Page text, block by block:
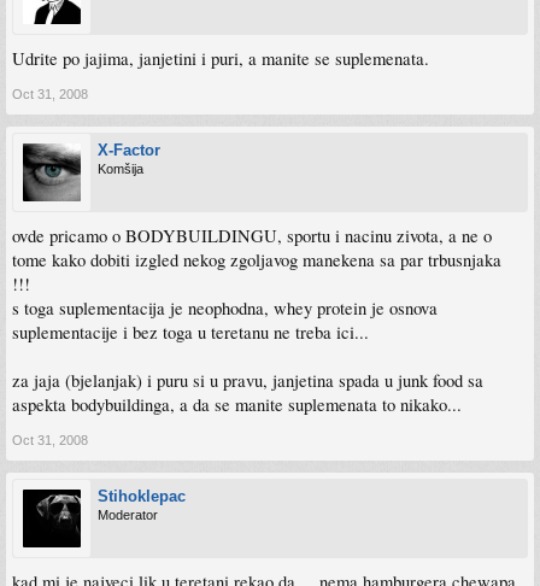
Udrite po jajima, janjetini i puri, a manite se suplemenata.
Oct 31, 2008
X-Factor
Komšija
ovde pricamo o BODYBUILDINGU, sportu i nacinu zivota, a ne o
tome kako dobiti izgled nekog zgoljavog manekena sa par trbusnjaka
!!!
s toga suplementacija je neophodna, whey protein je osnova
suplementacije i bez toga u teretanu ne treba ici...
za jaja (bjelanjak) i puru si u pravu, janjetina spada u junk food sa
aspekta bodybuildinga, a da se manite suplemenata to nikako...
Oct 31, 2008
Stihoklepac
Moderator
kad mi je najveci lik u teretani rekao da ... nema hamburgera,chewapa